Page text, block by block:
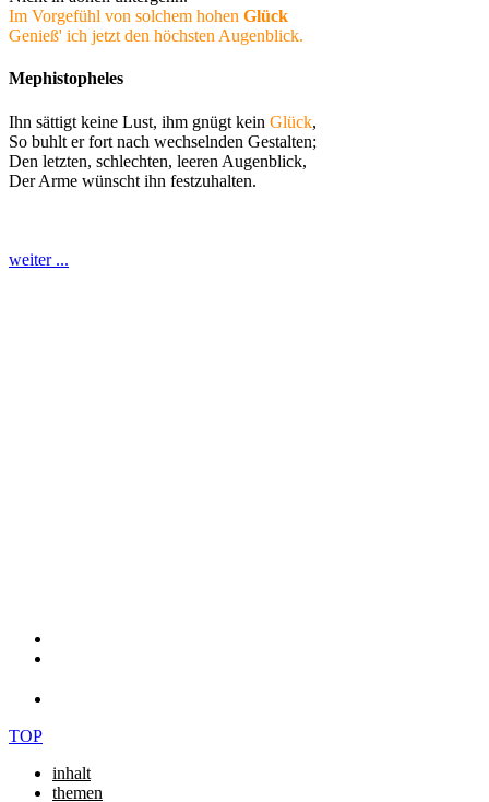
Im Vorgefühl von solchem hohen Glück
Genieß' ich jetzt den höchsten Augenblick.
Mephistopheles
Ihn sättigt keine Lust, ihm gnügt kein Glück,
So buhlt er fort nach wechselnden Gestalten;
Den letzten, schlechten, leeren Augenblick,
Der Arme wünscht ihn festzuhalten.
weiter ...
TOP
inhalt
themen